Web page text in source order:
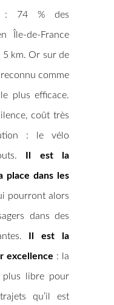
: 74 % des
Île-de-France
km. Or sur de
comme
plus efficace.
coût très
: le vélo
Il est la
place dans les
pourront alors
dans des
Il est la
excellence : la
plus libre pour
qu’il est